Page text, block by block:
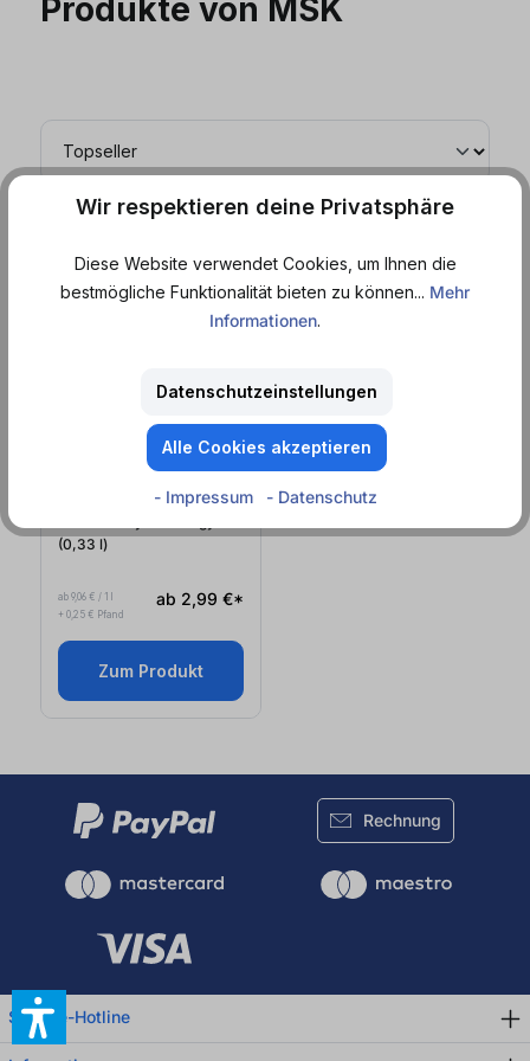
Produkte von MSK
EINWEG
(0,33 l)
ab 9,06 € / 1 l
+ 0,25 € Pfand
ab 2,99 €*
Zum Produkt
Rechnung
Service-Hotline
Wir respektieren deine Privatsphäre
Diese Website verwendet Cookies, um Ihnen die
bestmögliche Funktionalität bieten zu können... Mehr
Informationen.
Datenschutzeinstellungen
Alle Cookies akzeptieren
- Impressum - Datenschutz